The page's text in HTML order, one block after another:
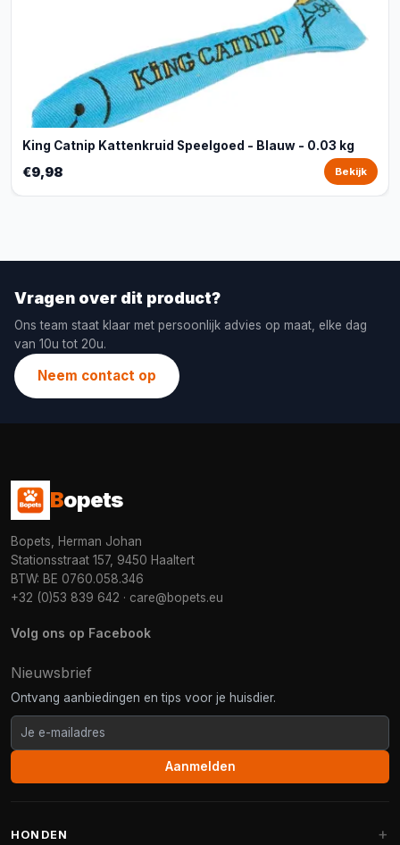
King Catnip Kattenkruid Speelgoed - Blauw - 0.03 kg
€9,98 Bekijk
Vragen over dit product?
Ons team staat klaar met persoonlijk advies op maat, elke dag
van 10u tot 20u.
Neem contact op
Bopets
Bopets, Herman Johan
Stationsstraat 157, 9450 Haaltert
BTW: BE 0760.058.346
+32 (0)53 839 642 · care@bopets.eu
Volg ons op Facebook
Nieuwsbrief
Ontvang aanbiedingen en tips voor je huisdier.
Aanmelden
HONDEN